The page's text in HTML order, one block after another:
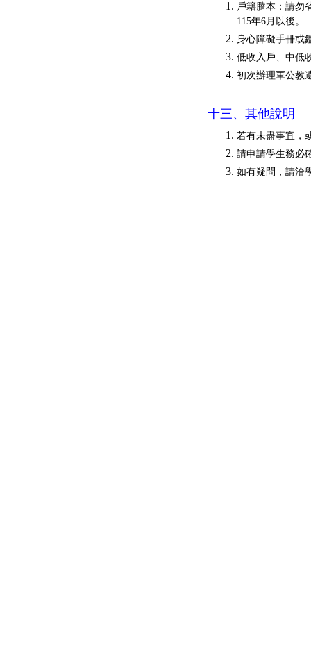
戶籍謄本：請勿
115年6月以後。
身心障礙手冊或
低收入戶、中低
初次辦理軍公教
十三、其他說明
若有未盡事宜，
請申請學生務必
如有疑問，請洽